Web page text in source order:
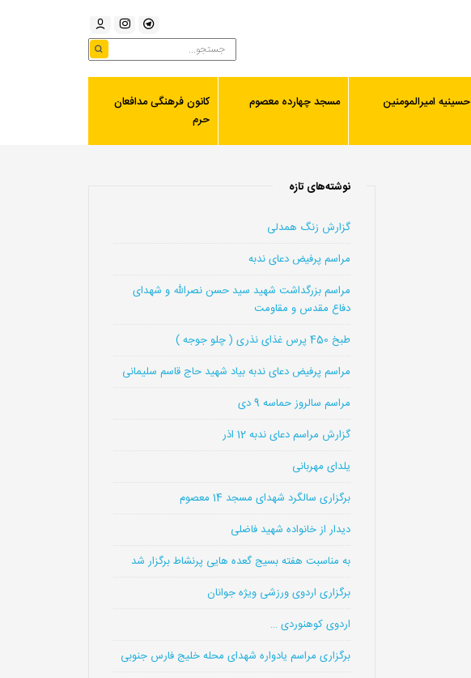
حسینیه امیرالمومنین مسجد چهارده معصوم
کانون فرهنگی مدافعان
حرم
نوشته‌های تازه
گزارش زنگ همدلی
مراسم پرفیض دعای ندبه
مراسم بزرگداشت شهید سید حسن نصرالله و شهدای
دفاع مقدس و مقاومت
طبخ 450 پرس غذای نذری ( چلو جوجه )
مراسم پرفیض دعای ندبه بیاد شهید حاج قاسم سلیمانی
مراسم سالروز حماسه 9 دی
گزارش مراسم دعای ندبه 12 اذر
یلدای مهربانی
برگزاری سالگرد شهدای مسجد 14 معصوم
دیدار از خانواده شهید فاضلی
به مناسبت هفته بسیج گعده هایی پرنشاط برگزار شد
برگزاری اردوی ورزشی ویژه جوانان
اردوی کوهنوردی …
برگزاری مراسم یادواره شهدای محله خلیج فارس جنوبی